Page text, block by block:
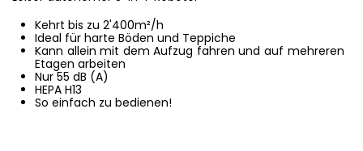
Kehrt bis zu 2'400m²/h
Ideal für harte Böden und Teppiche
Kann allein mit dem Aufzug fahren und auf mehreren
Etagen arbeiten
Nur 55 dB (A)
HEPA H13
So einfach zu bedienen!